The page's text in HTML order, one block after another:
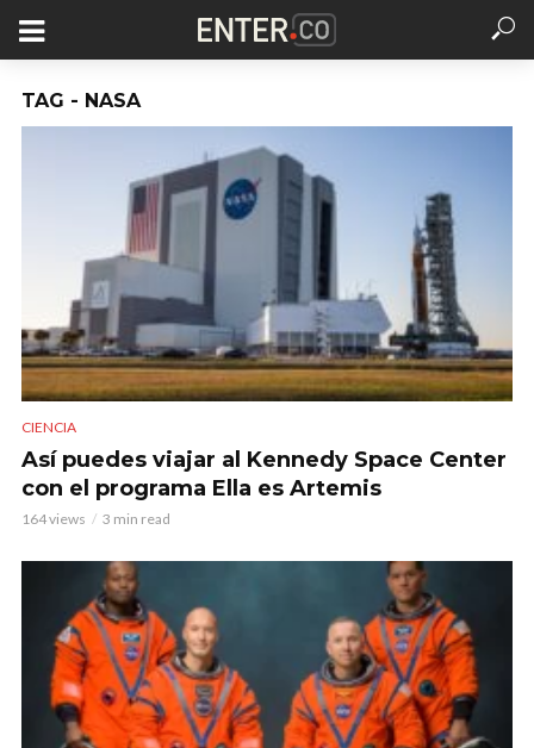
TAG - NASA
CIENCIA
Así puedes viajar al Kennedy Space Center
con el programa Ella es Artemis
164 views 3 min read